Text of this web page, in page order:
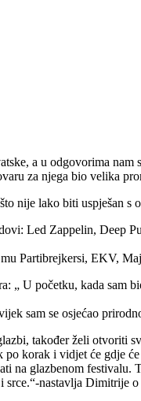
a u odgovorima nam
za njega bio velika
nije lako biti uspješan
Led Zappelin, Deep
Partibrejkersi, EKV,
„ U početku, kada sam
sam se osjećao
također želi otvoriti
korak i vidjet će gdje
na glazbenom
nastavlja